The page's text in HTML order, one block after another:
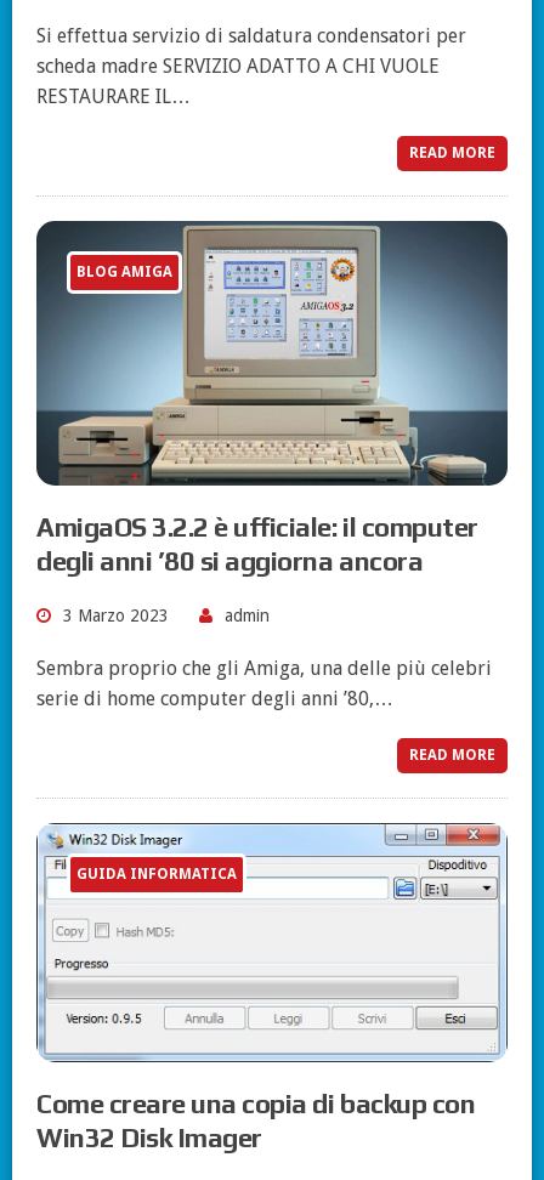
Si effettua servizio di saldatura condensatori per
scheda madre SERVIZIO ADATTO A CHI VUOLE
RESTAURARE IL…
READ MORE
BLOG AMIGA
AmigaOS 3.2.2 è ufficiale: il computer
degli anni ’80 si aggiorna ancora
3 Marzo 2023 admin
Sembra proprio che gli Amiga, una delle più celebri
serie di home computer degli anni ’80,…
READ MORE
GUIDA INFORMATICA
Come creare una copia di backup con
Win32 Disk Imager